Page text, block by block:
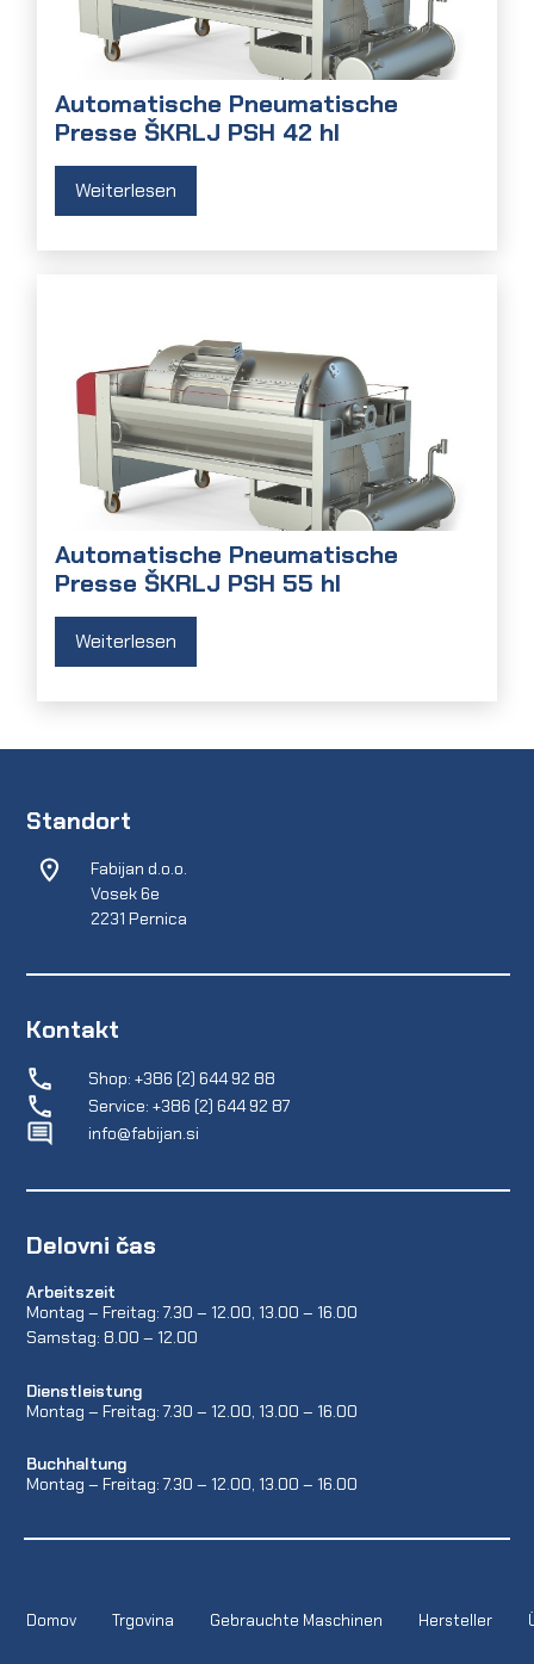
Automatische Pneumatische
Presse ŠKRLJ PSH 42 hl
Weiterlesen
Automatische Pneumatische
Presse ŠKRLJ PSH 55 hl
Weiterlesen
Standort
Fabijan d.o.o.
Vosek 6e
2231 Pernica
Kontakt
Shop: +386 (2) 644 92 88
Service: +386 (2) 644 92 87
info@fabijan.si
Delovni čas
Arbeitszeit
Montag – Freitag: 7.30 – 12.00, 13.00 – 16.00
Samstag: 8.00 – 12.00
Dienstleistung
Montag – Freitag: 7.30 – 12.00, 13.00 – 16.00
Buchhaltung
Montag – Freitag: 7.30 – 12.00, 13.00 – 16.00
Domov Trgovina Gebrauchte Maschinen Hersteller